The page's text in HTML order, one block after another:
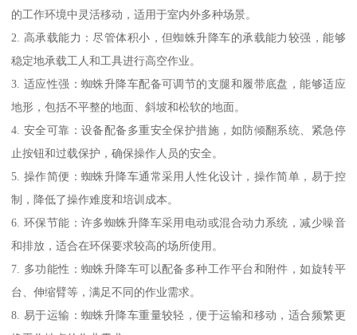
的工作环境中灵活移动，适用于室内外多种场景。
2. 高承载能力：尽管体积小，但蜘蛛升降车的承载能力较强，能够
稳定地承载工人和工具进行高空作业。
3. 适应性强：蜘蛛升降车配备可调节的支腿和履带底盘，能够适应
地形，包括不平整的地面、斜坡和松软的地面。
4. 安全可靠：设备配备多重安全保护措施，如防倾翻系统、紧急停
止按钮和过载保护，确保操作人员的安全。
5. 操作简便：蜘蛛升降车通常采用人性化设计，操作简单，易于控
制，降低了操作难度和培训成本。
6. 环保节能：许多蜘蛛升降车采用电动或混合动力系统，减少噪音
和排放，适合在环保要求较高的场所使用。
7. 多功能性：蜘蛛升降车可以配备多种工作平台和附件，如旋转平
台、伸缩臂等，满足不同的作业需求。
8. 易于运输：蜘蛛升降车重量较轻，便于运输和移动，适合频繁更